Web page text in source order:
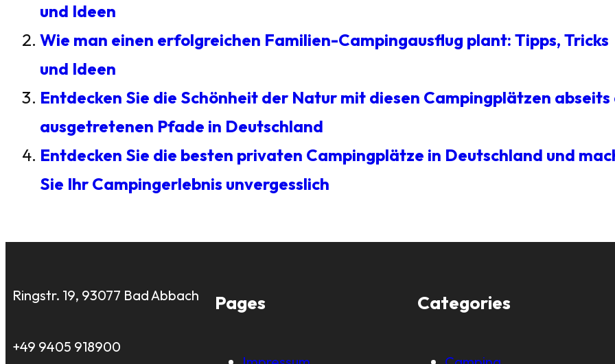
und Ideen
Wie man einen erfolgreichen Familien-Campingausflug plant: Tipps, Tricks
und Ideen
Entdecken Sie die Schönheit der Natur mit diesen Campingplätzen abseits
ausgetretenen Pfade in Deutschland
Entdecken Sie die besten privaten Campingplätze in Deutschland und
Sie Ihr Campingerlebnis unvergesslich
Ringstr. 19, 93077 Bad Abbach
+49 9405 918900
Pages Categories